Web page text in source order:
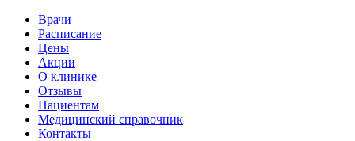
Врачи
Расписание
Цены
Акции
О клинике
Отзывы
Пациентам
Медицинский справочник
Контакты